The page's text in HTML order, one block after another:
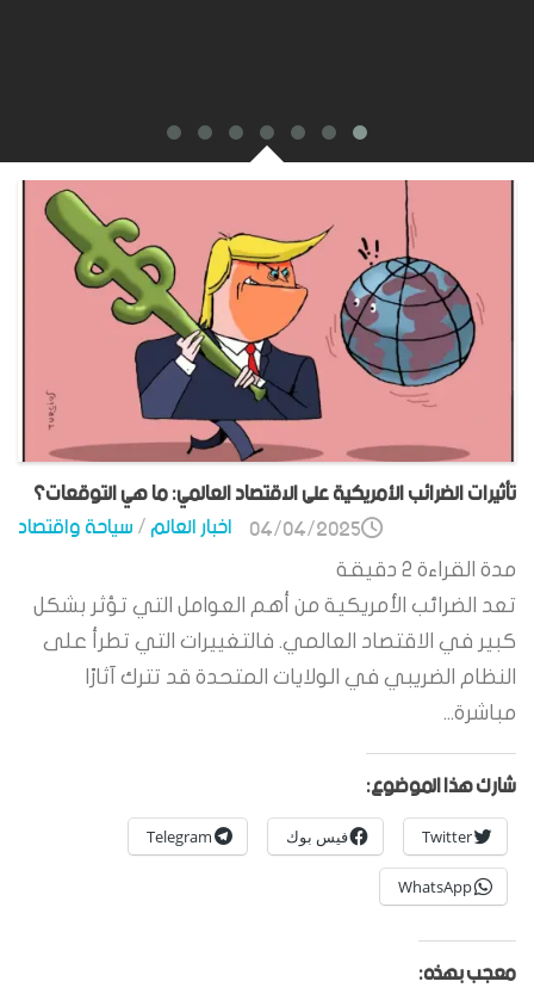
تأثيرات الضرائب الأمريكية على الاقتصاد العالمي: ما هي التوقعات؟
اخبار العالم/سياحة واقتصاد 04/04/2025
مدة القراءة 2 دقيقة
تعد الضرائب الأمريكية من أهم العوامل التي تؤثر بشكل
كبير في الاقتصاد العالمي. فالتغييرات التي تطرأ على
النظام الضريبي في الولايات المتحدة قد تترك آثارًا
مباشرة...
شارك هذا الموضوع:
Twitter فيس بوك Telegram
WhatsApp
معجب بهذه: